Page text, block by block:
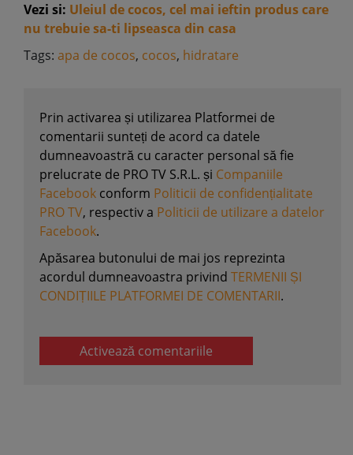
Vezi si: Uleiul de cocos, cel mai ieftin produs care
nu trebuie sa-ti lipseasca din casa
Tags: apa de cocos, cocos, hidratare
Prin activarea și utilizarea Platformei de
comentarii sunteți de acord ca datele
dumneavoastră cu caracter personal să fie
prelucrate de PRO TV S.R.L. și Companiile
Facebook conform Politicii de confidențialitate
PRO TV, respectiv a Politicii de utilizare a datelor
Facebook.
Apăsarea butonului de mai jos reprezinta
acordul dumneavoastra privind TERMENII ȘI
CONDIȚIILE PLATFORMEI DE COMENTARII.
Activează comentariile